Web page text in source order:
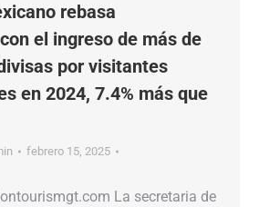
rebasa
el ingreso de más de
por visitantes
en 2024, 7.4% más que
febrero 15, 2025
La secretaria de